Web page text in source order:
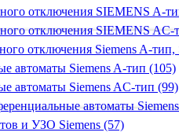
отключения SIEMENS A-
отключения SIEMENS AС-
отключения Siemens A-
автоматы Siemens A-тип (105)
автоматы Siemens AС-тип (99)
автоматы
и УЗО Siemens (57)